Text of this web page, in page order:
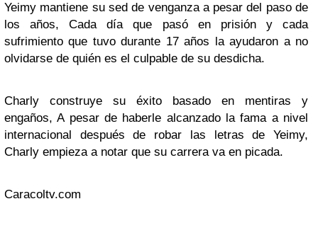
Yeimy mantiene su sed de venganza a pesar del paso de
los años, Cada día que pasó en prisión y cada
sufrimiento que tuvo durante 17 años la ayudaron a no
olvidarse de quién es el culpable de su desdicha.
Charly construye su éxito basado en mentiras y
engaños, A pesar de haberle alcanzado la fama a nivel
internacional después de robar las letras de Yeimy,
Charly empieza a notar que su carrera va en picada.
Caracoltv.com